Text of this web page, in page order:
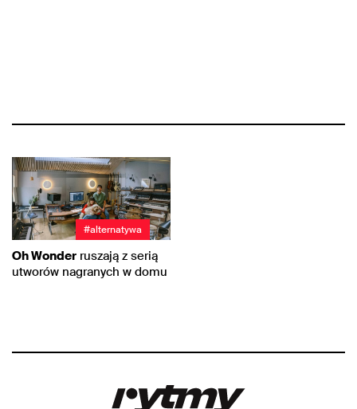
#alternatywa
Oh Wonder ruszają z serią
utworów nagranych w domu